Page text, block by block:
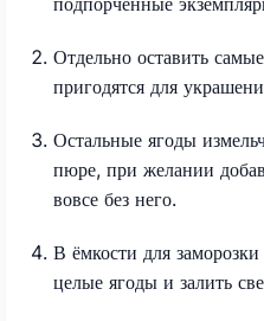
Отдельно оставить
пригодятся для
Остальные ягоды
пюре, при желании
вовсе без него.
В ёмкости для
целые ягоды и залить